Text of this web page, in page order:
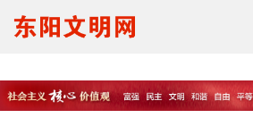
要闻报道 思想理论
文明实践
文明培育